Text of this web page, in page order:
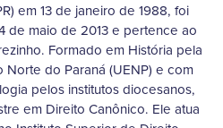
em 13 de janeiro de 1988, foi
de maio de 2013 e pertence ao
Formado em História pela
Norte do Paraná (UENP) e com
pelos institutos diocesanos,
em Direito Canônico. Ele atua